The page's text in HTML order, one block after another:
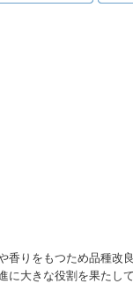
香りをもつため品種改
大きな役割を果たして